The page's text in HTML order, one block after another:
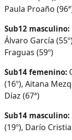
Paula Proaño
Sub12 masculino:
Álvaro García
Fraguas (59º)
Sub14 femenino:
(16º), Aitana
Díaz (67ª)
Sub14 masculino:
(19º), Darío